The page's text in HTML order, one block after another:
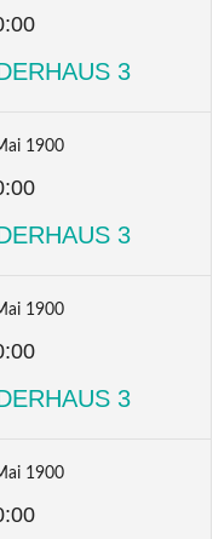
3
1900
3
1900
3
1900